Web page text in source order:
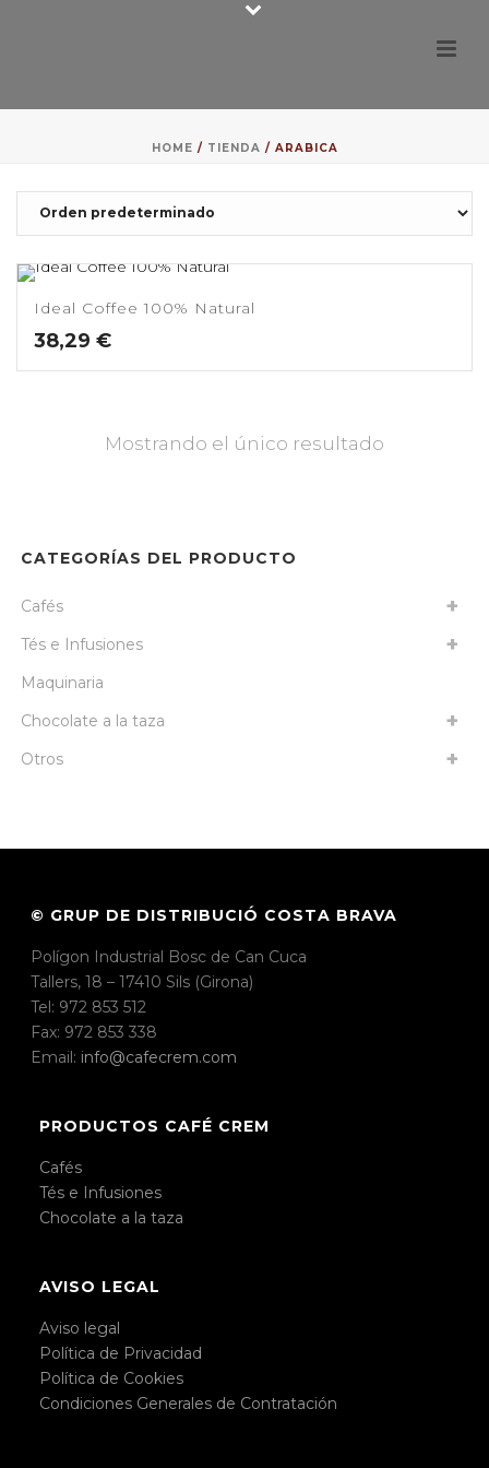
HOME / TIENDA / ARABICA
Ideal Coffee 100% Natural
38,29 €
Mostrando el único resultado
CATEGORÍAS DEL PRODUCTO
Cafés
Tés e Infusiones
Maquinaria
Chocolate a la taza
Otros
© GRUP DE DISTRIBUCIÓ COSTA BRAVA
Polígon Industrial Bosc de Can Cuca
Tallers, 18 – 17410 Sils (Girona)
Tel: 972 853 512
Fax: 972 853 338
Email: info@cafecrem.com
PRODUCTOS CAFÉ CREM
Cafés
Tés e Infusiones
Chocolate a la taza
AVISO LEGAL
Aviso legal
Política de Privacidad
Política de Cookies
Condiciones Generales de Contratación